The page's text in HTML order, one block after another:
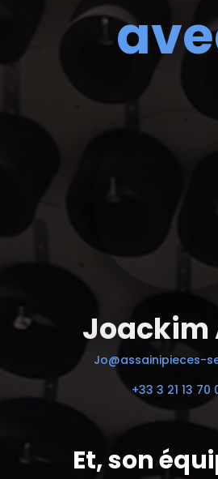
Joackim
Jo@assainipieces-
+33 3 21 13 70
Et, son